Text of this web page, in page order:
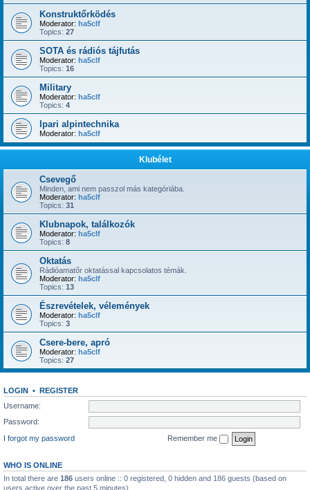
Konstruktőrködés
Moderator: ha5clf
Topics: 27
SOTA és rádiós tájfutás
Moderator: ha5clf
Topics: 16
Military
Moderator: ha5clf
Topics: 4
Ipari alpintechnika
Moderator: ha5clf
Klubélet
Csevegő
Minden, ami nem passzol más kategóriába.
Moderator: ha5clf
Topics: 31
Klubnapok, találkozók
Moderator: ha5clf
Topics: 8
Oktatás
Rádióamatőr oktatással kapcsolatos témák.
Moderator: ha5clf
Topics: 13
Észrevételek, vélemények
Moderator: ha5clf
Topics: 3
Csere-bere, apró
Moderator: ha5clf
Topics: 27
LOGIN • REGISTER
Username:
Password:
I forgot my password
Remember me
WHO IS ONLINE
In total there are 186 users online :: 0 registered, 0 hidden and 186 guests (based on
users active over the past 5 minutes)